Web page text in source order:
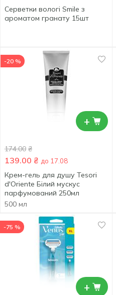
Серветки вологі Smile з
ароматом гранату 15шт
+
-20 %
174.00 ₴
139.00 ₴ до 17.08
Крем-гель для душу Tesori
d'Oriente Білий мускус
парфумований 250мл
500 мл
+
-75 %